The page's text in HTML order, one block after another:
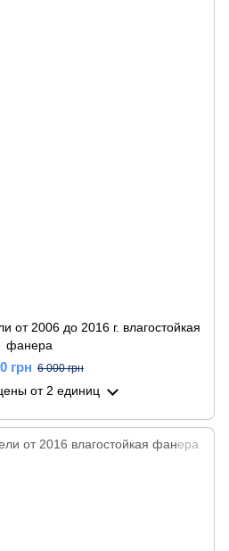
от 2006 до 2016 г. влагостойкая
фанера
грн 6 000 грн
от 2 единиц